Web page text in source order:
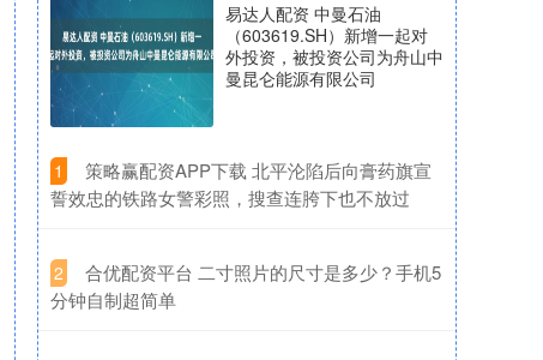
易达人配资 中曼石油
（603619.SH）新增一起对
外投资，被投资公司为舟山中
曼昆仑能源有限公司
1
​策略赢配资APP下载 北平沦陷后向膏药旗宣
誓效忠的铁路女警彩照，搜查连胯下也不放过
2
​合优配资平台 二寸照片的尺寸是多少？手机5
分钟自制超简单